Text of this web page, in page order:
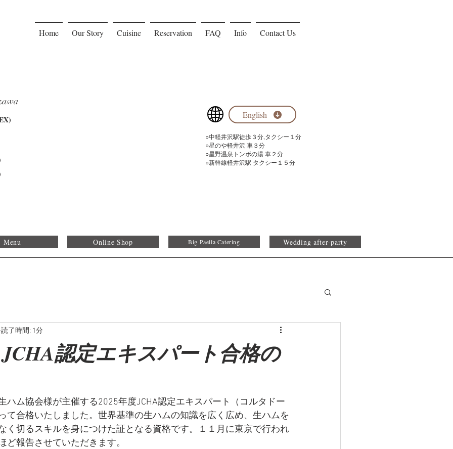
Home Our Story Cuisine Reservation FAQ Info Contact Us
English
​○中軽井沢駅徒歩３分,タクシー１分
○星のや軽井沢 車３分
○星野温泉トンボの湯 車２分
○新幹線軽井沢駅 タクシー１５分
Menu Online Shop Big Paella Catering Wedding after-party
認定エキスパート合格の
読了時間: 1分
ハム協会様が主催する2025年度JCHA認定エキスパート（コルタドー
て合格いたしました。世界基準の生ハムの知識を広く広め、生ハムを
く切るスキルを身につけた証となる資格です。１１月に東京で行われ
ど報告させていただきます。